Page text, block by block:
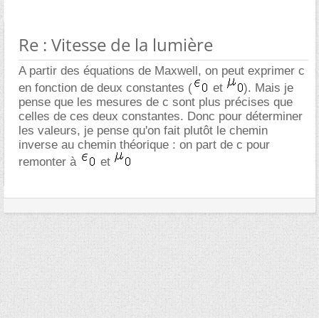
Re : Vitesse de la lumière
A partir des équations de Maxwell, on peut exprimer c
en fonction de deux constantes (
et
). Mais je
pense que les mesures de c sont plus précises que
celles de ces deux constantes. Donc pour déterminer
les valeurs, je pense qu'on fait plutôt le chemin
inverse au chemin théorique : on part de c pour
remonter à
et